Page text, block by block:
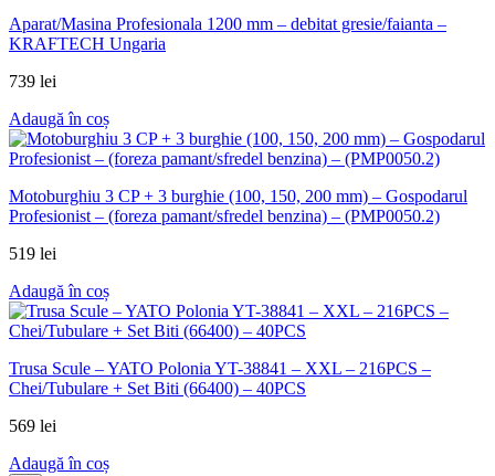
Aparat/Masina Profesionala 1200 mm – debitat gresie/faianta –
KRAFTECH Ungaria
739 lei
Adaugă în coș
Motoburghiu 3 CP + 3 burghie (100, 150, 200 mm) – Gospodarul
Profesionist – (foreza pamant/sfredel benzina) – (PMP0050.2)
519 lei
Adaugă în coș
Trusa Scule – YATO Polonia YT-38841 – XXL – 216PCS –
Chei/Tubulare + Set Biti (66400) – 40PCS
569 lei
Adaugă în coș